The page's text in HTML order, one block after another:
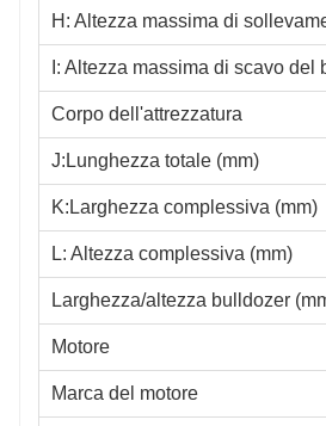
H: Altezza massima di
I: Altezza massima di scavo del
Corpo dell'attrezzatura
J:Lunghezza totale (mm)
K:Larghezza complessiva (mm)
L: Altezza complessiva (mm)
Larghezza/altezza bulldozer
Motore
Marca del motore